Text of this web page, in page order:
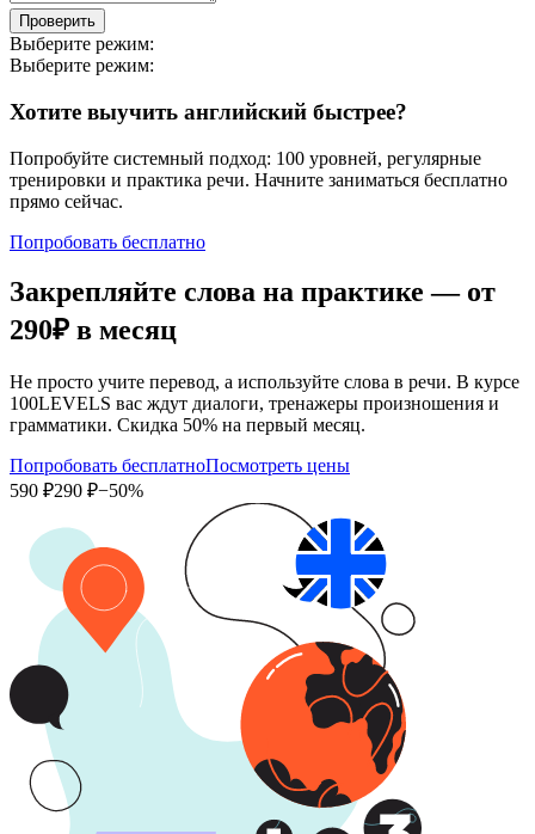
Проверить
Выберите режим:
Выберите режим:
Хотите выучить английский быстрее?
Попробуйте системный подход: 100 уровней, регулярные
тренировки и практика речи. Начните заниматься бесплатно
прямо сейчас.
Попробовать бесплатно
Закрепляйте слова на практике — от
290₽ в месяц
Не просто учите перевод, а используйте слова в речи. В курсе
100LEVELS вас ждут диалоги, тренажеры произношения и
грамматики. Скидка 50% на первый месяц.
Попробовать бесплатноПосмотреть цены
590 ₽290 ₽−50%